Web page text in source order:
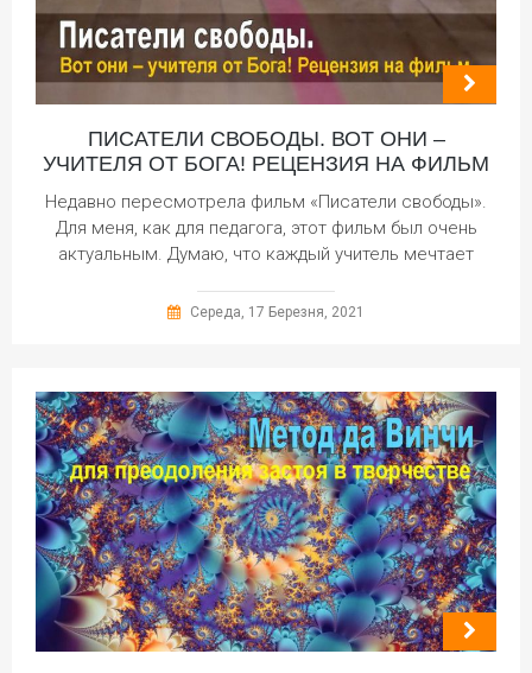
ПИСАТЕЛИ СВОБОДЫ. ВОТ ОНИ –
УЧИТЕЛЯ ОТ БОГА! РЕЦЕНЗИЯ НА ФИЛЬМ
Недавно пересмотрела фильм «Писатели свободы».
Для меня, как для педагога, этот фильм был очень
актуальным. Думаю, что каждый учитель мечтает
Середа, 17 Березня, 2021